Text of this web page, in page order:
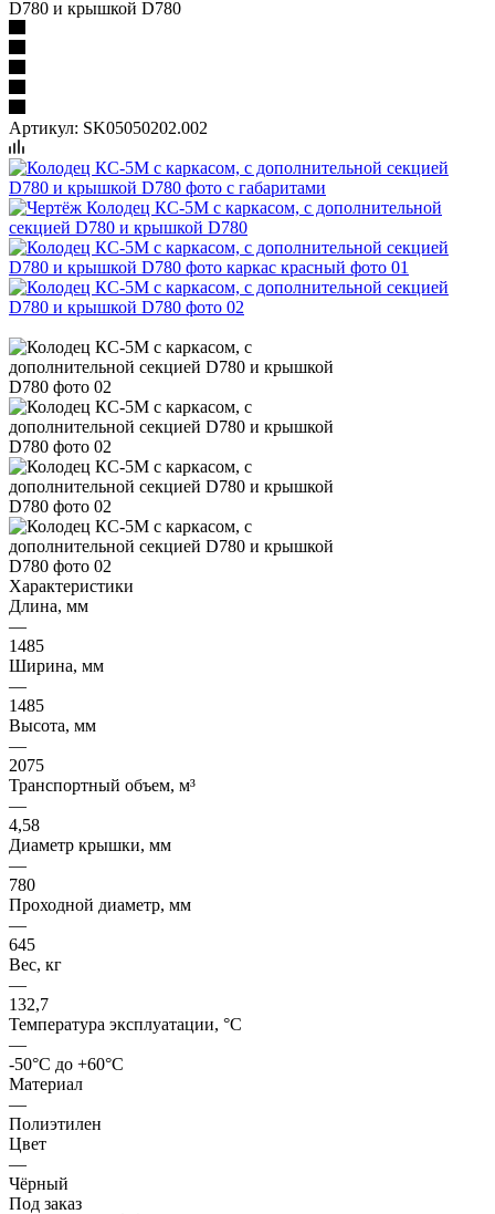
D780 и крышкой D780
Артикул: SK05050202.002
Характеристики
Длина, мм
—
1485
Ширина, мм
—
1485
Высота, мм
—
2075
Транспортный объем, м³
—
4,58
Диаметр крышки, мм
—
780
Проходной диаметр, мм
—
645
Вес, кг
—
132,7
Температура эксплуатации, °C
—
-50°C до +60°C
Материал
—
Полиэтилен
Цвет
—
Чёрный
Под заказ